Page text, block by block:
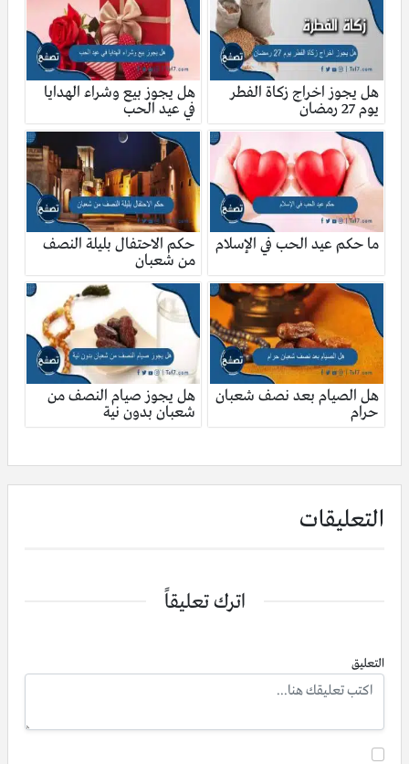
هل يجوز اخراج زكاة الفطر
يوم 27 رمضان
هل يجوز بيع وشراء الهدايا
في عيد الحب
ما حكم عيد الحب في الإسلام
حكم الاحتفال بليلة النصف
من شعبان
هل الصيام بعد نصف شعبان
حرام
هل يجوز صيام النصف من
شعبان بدون نية
التعليقات
اترك تعليقاً
التعليق